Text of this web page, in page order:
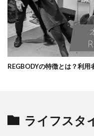
REGBODYの特徴とは？利
ライフスタ